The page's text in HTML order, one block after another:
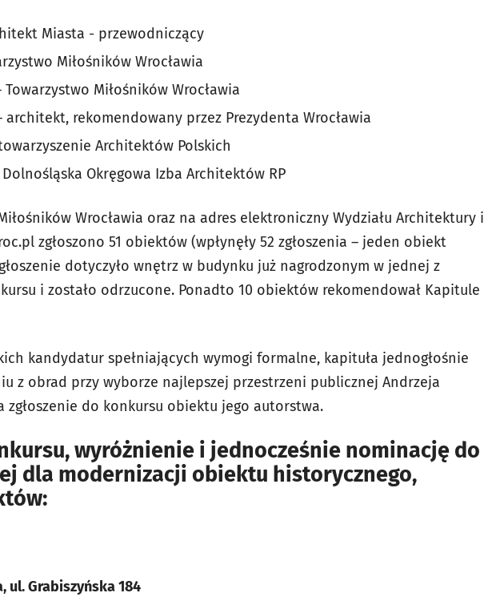
Miasta - przewodniczący
Miłośników Wrocławia
Miłośników Wrocławia
architekt, rekomendowany przez Prezydenta Wrocławia
Architektów Polskich
Okręgowa Izba Architektów RP
Wrocławia oraz na adres elektroniczny Wydziału Architektury i
zgłoszono 51 obiektów (wpłynęły 52 zgłoszenia – jeden obiekt
dotyczyło wnętrz w budynku już nagrodzonym w jednej z
i zostało odrzucone. Ponadto 10 obiektów rekomendował Kapitule
kandydatur spełniających wymogi formalne, kapituła jednogłośnie
z obrad przy wyborze najlepszej przestrzeni publicznej Andrzeja
zgłoszenie do konkursu obiektu jego autorstwa.
wyróżnienie i jednocześnie nominację do
dla modernizacji obiektu historycznego,
ul. Grabiszyńska 184